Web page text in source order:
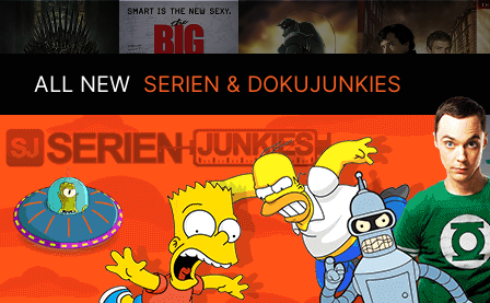
ALL NEW SERIEN & DOKUJUNKIES